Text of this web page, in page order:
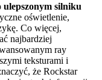
ulepszonym silniku
oświetlenie,
Co więcej,
najbardziej
ray
teksturami i
że Rockstar